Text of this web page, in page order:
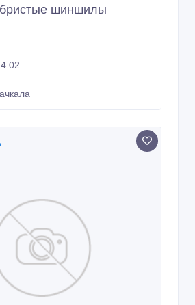
шиншилы